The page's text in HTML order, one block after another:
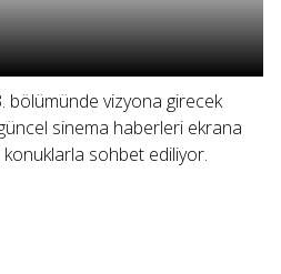
bölümünde vizyona girecek
sinema haberleri ekrana
sohbet ediliyor.